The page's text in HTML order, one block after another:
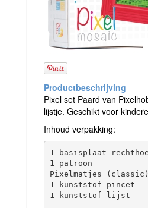
Pixel set Paard van
lijstje. Geschikt voor
Inhoud verpakking:
1 basisplaat
1 patroon
Pixelmatjes (classic)
1 kunststof pincet
1 kunststof lijst